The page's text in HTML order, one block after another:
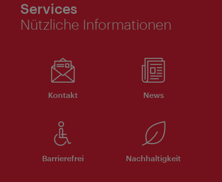
Services
Nützliche Informationen
Kontakt News
Barrierefrei Nachhaltigkeit